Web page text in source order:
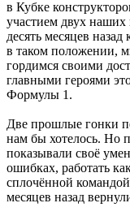
в Кубке
участием двух
десять месяцев
в таком положении,
гордимся своими
главными героями
Формулы 1.
Две прошлые гонки
нам бы хотелось. Но
показывали своё
ошибках, работать
сплочённой
месяцев назад